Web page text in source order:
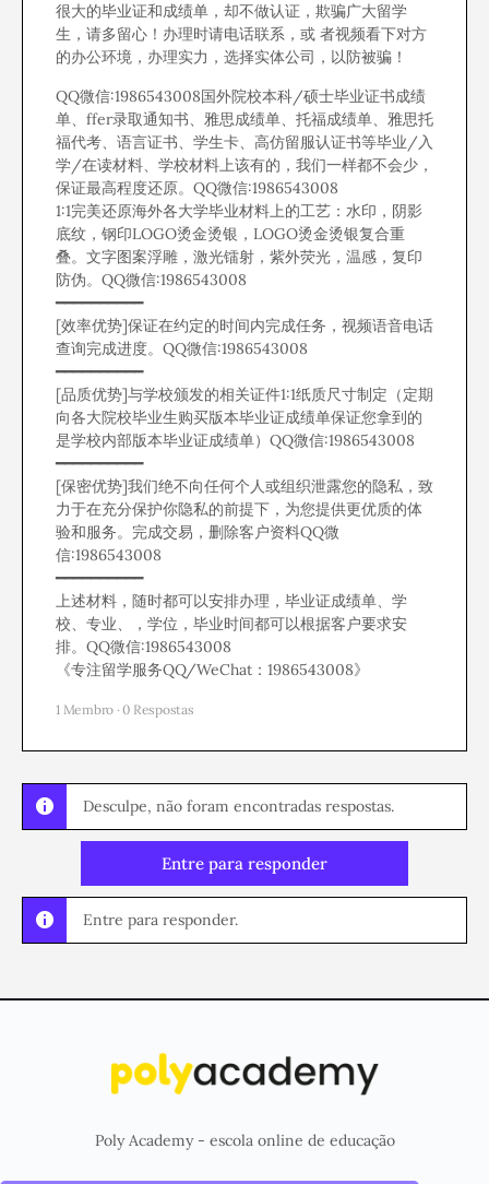
很大的毕业证和成绩单，却不做认证，欺骗广大留学
生，请多留心！办理时请电话联系，或 者视频看下对方
的办公环境，办理实力，选择实体公司，以防被骗！
QQ微信:1986543008国外院校本科/硕士毕业证书成绩
单、ffer录取通知书、雅思成绩单、托福成绩单、雅思托
福代考、语言证书、学生卡、高仿留服认证书等毕业/入
学/在读材料、学校材料上该有的，我们一样都不会少，
保证最高程度还原。QQ微信:1986543008
1:1完美还原海外各大学毕业材料上的工艺：水印，阴影
底纹，钢印LOGO烫金烫银，LOGO烫金烫银复合重
叠。文字图案浮雕，激光镭射，紫外荧光，温感，复印
防伪。QQ微信:1986543008
━━━━━━━━━━
[效率优势]保证在约定的时间内完成任务，视频语音电话
查询完成进度。QQ微信:1986543008
━━━━━━━━━━
[品质优势]与学校颁发的相关证件1:1纸质尺寸制定（定期
向各大院校毕业生购买版本毕业证成绩单保证您拿到的
是学校内部版本毕业证成绩单）QQ微信:1986543008
━━━━━━━━━━
[保密优势]我们绝不向任何个人或组织泄露您的隐私，致
力于在充分保护你隐私的前提下，为您提供更优质的体
验和服务。完成交易，删除客户资料QQ微
信:1986543008
━━━━━━━━━━
上述材料，随时都可以安排办理，毕业证成绩单、学
校、专业、，学位，毕业时间都可以根据客户要求安
排。QQ微信:1986543008
《专注留学服务QQ/WeChat：1986543008》
1 Membro · 0 Respostas
Desculpe, não foram encontradas respostas.
Entre para responder
Entre para responder.
Poly Academy - escola online de educação